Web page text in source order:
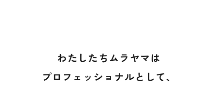
わたしたちムラヤマは
プロフェッショナルとして、